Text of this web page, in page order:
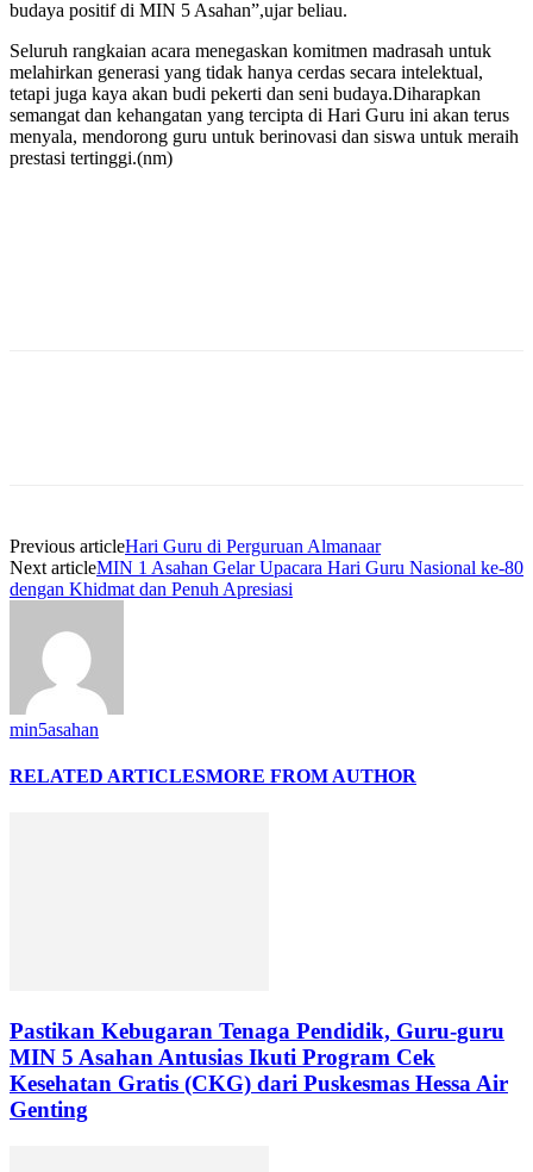
budaya positif di MIN 5 Asahan”,ujar beliau.
Seluruh rangkaian acara menegaskan komitmen madrasah untuk
melahirkan generasi yang tidak hanya cerdas secara intelektual,
tetapi juga kaya akan budi pekerti dan seni budaya.Diharapkan
semangat dan kehangatan yang tercipta di Hari Guru ini akan terus
menyala, mendorong guru untuk berinovasi dan siswa untuk meraih
prestasi tertinggi.(nm)
Previous articleHari Guru di Perguruan Almanaar
Next articleMIN 1 Asahan Gelar Upacara Hari Guru Nasional ke-80
dengan Khidmat dan Penuh Apresiasi
min5asahan
RELATED ARTICLESMORE FROM AUTHOR
Pastikan Kebugaran Tenaga Pendidik, Guru-guru
MIN 5 Asahan Antusias Ikuti Program Cek
Kesehatan Gratis (CKG) dari Puskesmas Hessa Air
Genting